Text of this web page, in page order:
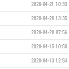
2020-04-21 10:33
2020-04-20 13:35
2020-04-20 07:56
2020-04-15 10:50
2020-04-13 12:54